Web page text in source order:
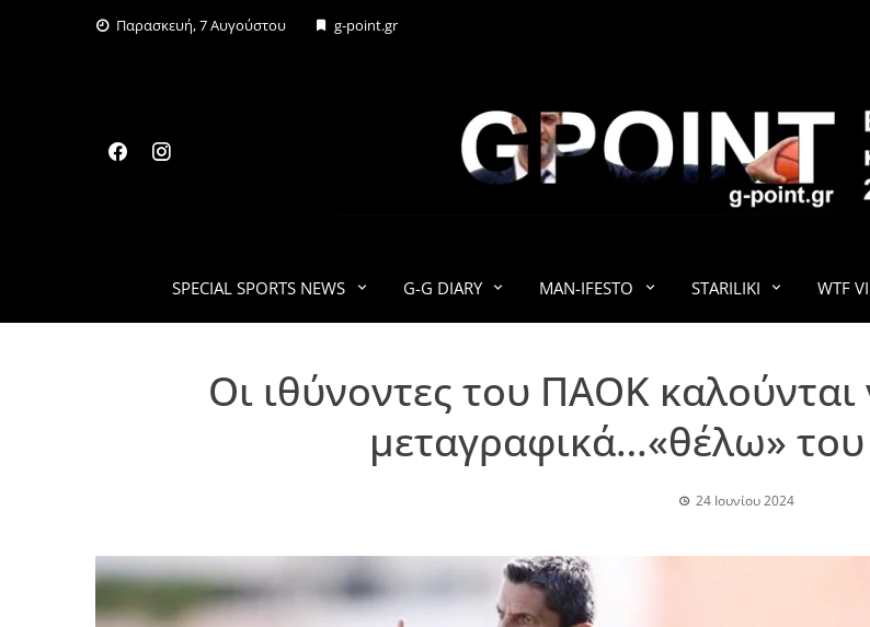
Παρασκευή, 7 Αυγούστου g-point.gr
G-
SPECIAL SPORTS NEWS G-G DIARY MAN-IFESTO STARILIKI WTF
Oι ιθύνοντες του ΠΑΟΚ
μεταγραφικά…«θέλω»
24 Ιουνίου 2024